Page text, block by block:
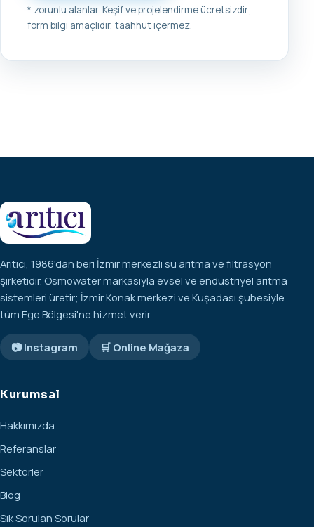
* zorunlu alanlar. Keşif ve projelendirme ücretsizdir;
form bilgi amaçlıdır, taahhüt içermez.
Arıtıcı, 1986'dan beri İzmir merkezli su arıtma ve filtrasyon
şirketidir. Osmowater markasıyla evsel ve endüstriyel arıtma
sistemleri üretir; İzmir Konak merkezi ve Kuşadası şubesiyle
tüm Ege Bölgesi'ne hizmet verir.
📷 Instagram 🛒 Online Mağaza
Kurumsal
Hakkımızda
Referanslar
Sektörler
Blog
Sık Sorulan Sorular